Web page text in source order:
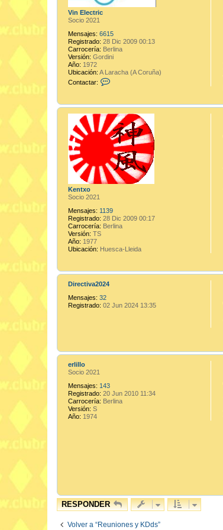
Vin Electric
Socio 2021
Mensajes: 6615
Registrado: 28 Dic 2009 00:13
Carrocería: Berlina
Versión: Gordini
Año: 1972
Ubicación: A Laracha (A Coruña)
Contactar:
a
c
t
a
r
V
i
n
E
l
r
i
c
Kentxo
Socio 2021
Mensajes: 1139
Registrado: 28 Dic 2009 00:17
Carrocería: Berlina
Versión: TS
Año: 1977
Ubicación: Huesca-Lleida
Directiva2024
Mensajes: 32
Registrado: 02 Jun 2024 13:35
erlillo
Socio 2021
Mensajes: 143
Registrado: 20 Jun 2010 11:34
Carrocería: Berlina
Versión: S
Año: 1974
RESPONDER
Volver a “Reuniones y KDds”